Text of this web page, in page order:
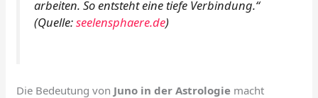
arbeiten. So entsteht eine tiefe Verbindung.“
(Quelle:seelensphaere.de)
Die Bedeutung von Juno in der Astrologie macht